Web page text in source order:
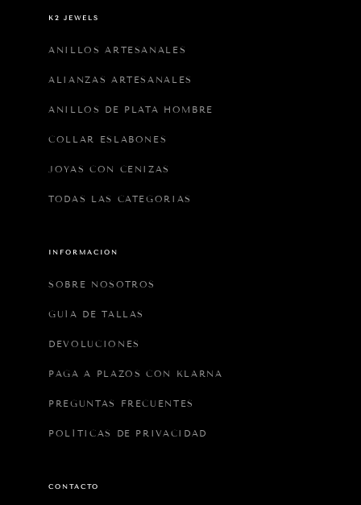
K2 JEWELS
ANILLOS ARTESANALES
ALIANZAS ARTESANALES
ANILLOS DE PLATA HOMBRE
COLLAR ESLABONES
JOYAS CON CENIZAS
TODAS LAS CATEGORIAS
INFORMACIÓN
SOBRE NOSOTROS
GUÍA DE TALLAS
DEVOLUCIONES
PAGA A PLAZOS CON KLARNA
PREGUNTAS FRECUENTES
POLÍTICAS DE PRIVACIDAD
CONTACTO